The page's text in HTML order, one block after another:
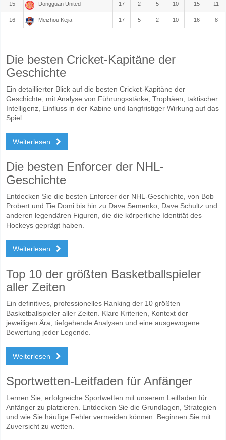
15 Dongguan United 17 2 5 10 -15 11
16 Meizhou Kejia 17 5 2 10 -16 8
Die besten Cricket-Kapitäne der
Geschichte
Ein detaillierter Blick auf die besten Cricket-Kapitäne der
Geschichte, mit Analyse von Führungsstärke, Trophäen, taktischer
Intelligenz, Einfluss in der Kabine und langfristiger Wirkung auf das
Spiel.
Weiterlesen
Die besten Enforcer der NHL-
Geschichte
Entdecken Sie die besten Enforcer der NHL-Geschichte, von Bob
Probert und Tie Domi bis hin zu Dave Semenko, Dave Schultz und
anderen legendären Figuren, die die körperliche Identität des
Hockeys geprägt haben.
Weiterlesen
Top 10 der größten Basketballspieler
aller Zeiten
Ein definitives, professionelles Ranking der 10 größten
Basketballspieler aller Zeiten. Klare Kriterien, Kontext der
jeweiligen Ära, tiefgehende Analysen und eine ausgewogene
Bewertung jeder Legende.
Weiterlesen
Sportwetten-Leitfaden für Anfänger
Lernen Sie, erfolgreiche Sportwetten mit unserem Leitfaden für
Anfänger zu platzieren. Entdecken Sie die Grundlagen, Strategien
und wie Sie häufige Fehler vermeiden können. Beginnen Sie mit
Zuversicht zu wetten.